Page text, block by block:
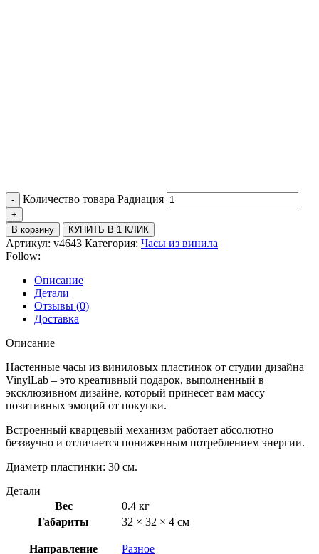
Количество товара Радиация
В корзину КУПИТЬ В 1 КЛИК
Артикул: v4643 Категория: Часы из винила
Follow:
Описание
Детали
Отзывы (0)
Доставка
Описание
Настенные часы из виниловых пластинок от студии дизайна
VinylLab – это креативный подарок, выполненный в
эксклюзивном дизайне, который принесет вам массу
позитивных эмоций от покупки.
Встроенный кварцевый механизм работает абсолютно
беззвучно и отличается пониженным потреблением энергии.
Диаметр пластинки: 30 см.
Детали
Вес
0.4 кг
Габариты
32 × 32 × 4 см
Направление Разное